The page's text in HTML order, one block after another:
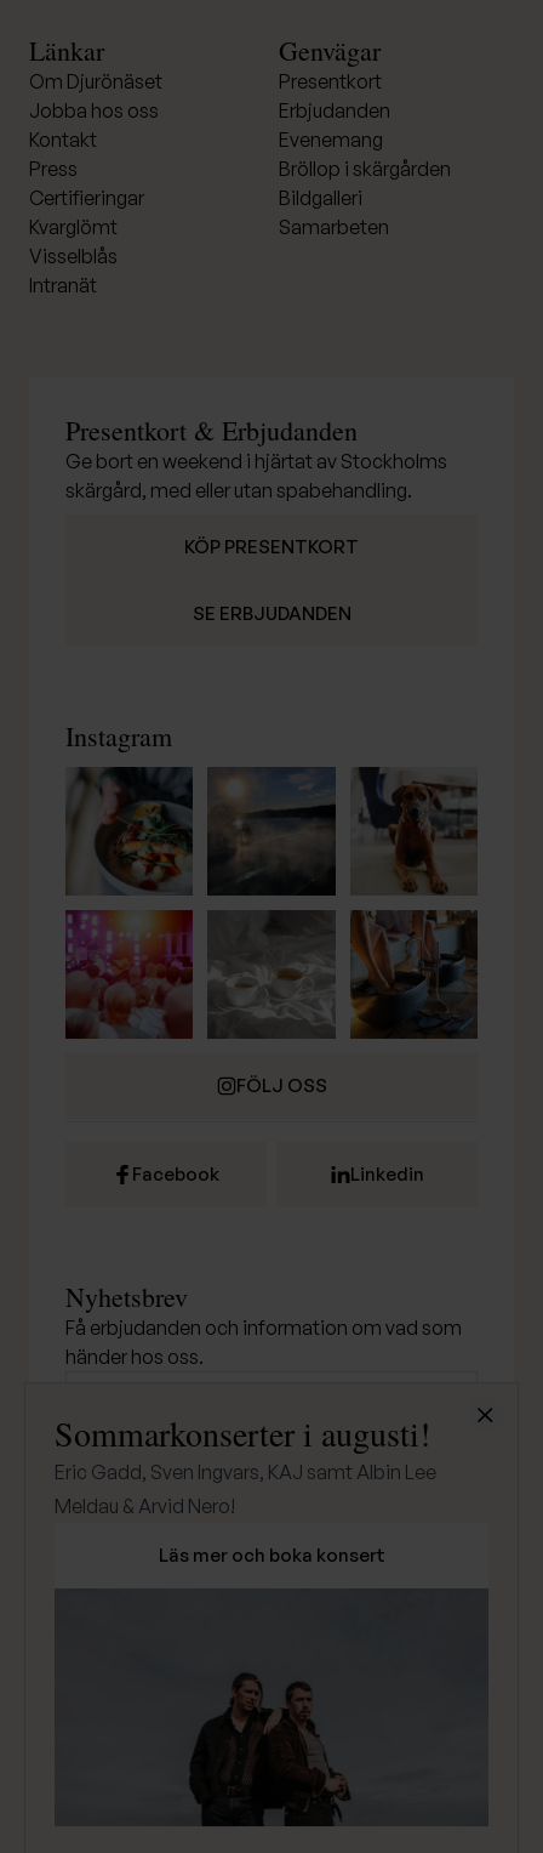
Länkar
Om Djurönäset
Jobba hos oss
Kontakt
Press
Certifieringar
Kvarglömt
Visselblås
Intranät
Genvägar
Presentkort
Erbjudanden
Evenemang
Bröllop i skärgården
Bildgalleri
Samarbeten
Presentkort & Erbjudanden
Ge bort en weekend i hjärtat av Stockholms
skärgård, med eller utan spabehandling.
KÖP PRESENTKORT
SE ERBJUDANDEN
Instagram
FÖLJ OSS
Facebook Linkedin
Nyhetsbrev
Få erbjudanden och information om vad som
händer hos oss.
SKICKA
Integritetspolicy
© Djurönäset - 2026
PIGMENT DIGITALBYRÅ
Sommarkonserter i augusti!
Eric Gadd, Sven Ingvars, KAJ samt Albin Lee
Meldau & Arvid Nero!
Läs mer och boka konsert
Stäng